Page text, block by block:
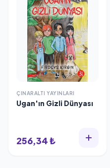
ÇINARALTI YAYINLARI
Ugan'ın Gizli Dünyası
256,34 ₺